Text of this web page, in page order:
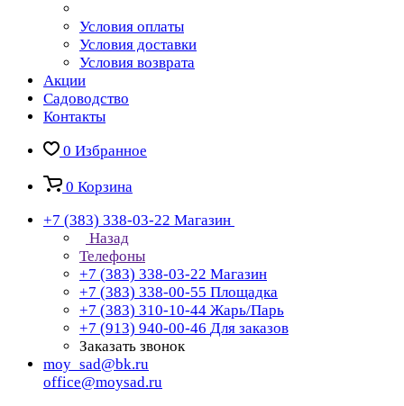
Условия оплаты
Условия доставки
Условия возврата
Акции
Садоводство
Контакты
0 Избранное
0 Корзина
+7 (383) 338-03-22 Магазин
Назад
Телефоны
+7 (383) 338-03-22 Магазин
+7 (383) 338-00-55 Площадка
+7 (383) 310-10-44 Жарь/Парь
+7 (913) 940-00-46 Для заказов
Заказать звонок
moy_sad@bk.ru
office@moysad.ru